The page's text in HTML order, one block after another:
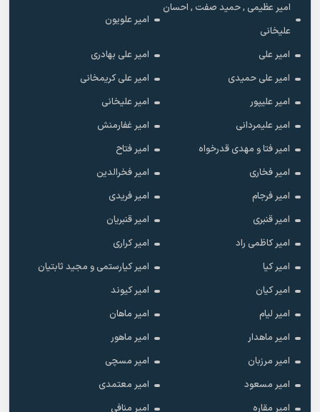
امیر عظیمی , حمید صفت , احسان
علیخانی
امیر علویون
امیر علی
امیر علی بهادری
امیر علی حمیدی
امیر علی کریمخانی
امیر علیپور
امیر علیخانی
امیر علیمردانی
امیر غفارمنش
امیر فتا و مهدی قدرخواه
امیر فتاح
امیر فخاری
امیر فخرالدین
امیر فرجام
امیر فریدی
امیر قنبری
امیر قنبریان
امیر کاظمی راد
امیر کراری
امیر کیا
امیر کیارستمی و مجید ثابتیان
امیر کیان
امیر کیوند
امیر لیام
امیر ماهان
امیر ماهدار
امیر ماهور
امیر مرزبان
امیر مسچی
امیر مسعود
امیر معتمدی
امیر مقاره
امیر منافی